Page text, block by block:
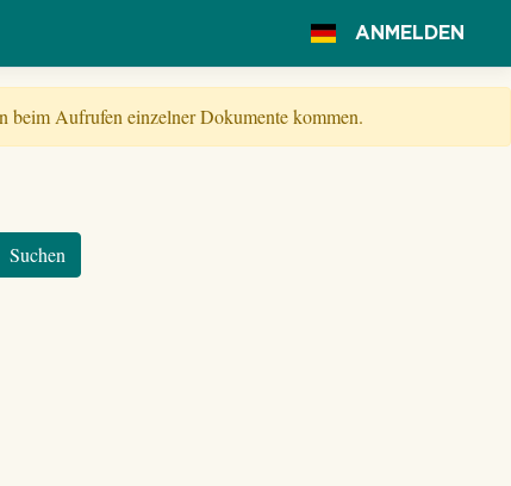
ANMELDEN
beim Aufrufen einzelner Dokumente kommen.
Suchen